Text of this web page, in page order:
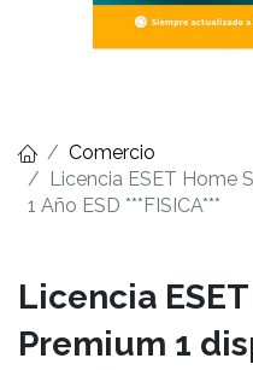
Comercio
Licencia ESET Home
1 Año ESD ***FISICA***
Licencia
Premium 1